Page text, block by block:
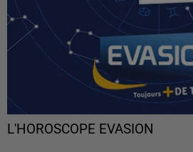
L'HOROSCOPE EVASION